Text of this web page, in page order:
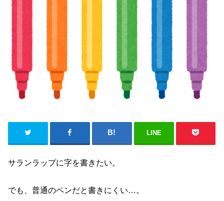
LINE
サランラップに字を書きたい。
でも、普通のペンだと書きにくい…。